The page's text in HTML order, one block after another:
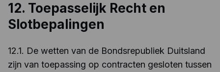
12. Toepasselijk Recht en
Slotbepalingen
12.1. De wetten van de Bondsrepubliek Duitsland
zijn van toepassing op contracten gesloten tussen